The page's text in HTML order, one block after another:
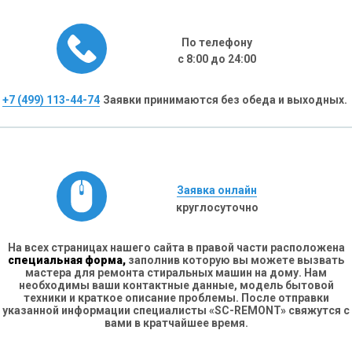
По телефону
с 8:00 до 24:00
+7 (499) 113-44-74 Заявки принимаются без обеда и выходных.
Заявка онлайн
круглосуточно
На всех страницах нашего сайта в правой части расположена
специальная форма, заполнив которую вы можете вызвать
мастера для ремонта стиральных машин на дому. Нам
необходимы ваши контактные данные, модель бытовой
техники и краткое описание проблемы. После отправки
указанной информации специалисты «SC-REMONT» свяжутся с
вами в кратчайшее время.